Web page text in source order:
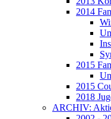
2014
2015
2015
2018
ARCHIV: